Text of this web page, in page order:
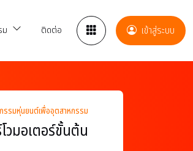
ม ติดต่อ เข้าสู่ระบบ
รรมหุ่นยนต์เพื่ออุตสาหกรรม
วมอเตอร์ขั้นต้น